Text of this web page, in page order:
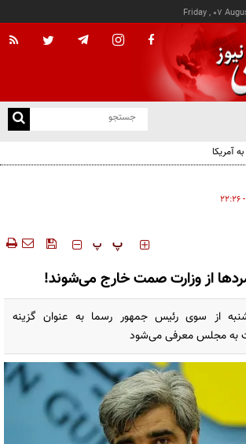
Friday , 07
آمریکا
‍‍‍ پ پ
از وزارت صمت خارج می‌شوند!
از سوی رئیس جمهور رسما به عنوان گزینه
به مجلس معرفی می‌شود